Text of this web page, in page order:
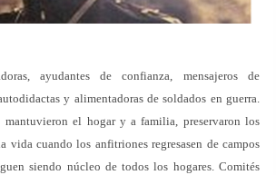
ayudantes de confianza, mensajeros de
y alimentadoras de soldados en guerra.
mantuvieron el hogar y a familia, preservaron los
vida cuando los anfitriones regresasen de campos
siendo núcleo de todos los hogares. Comités